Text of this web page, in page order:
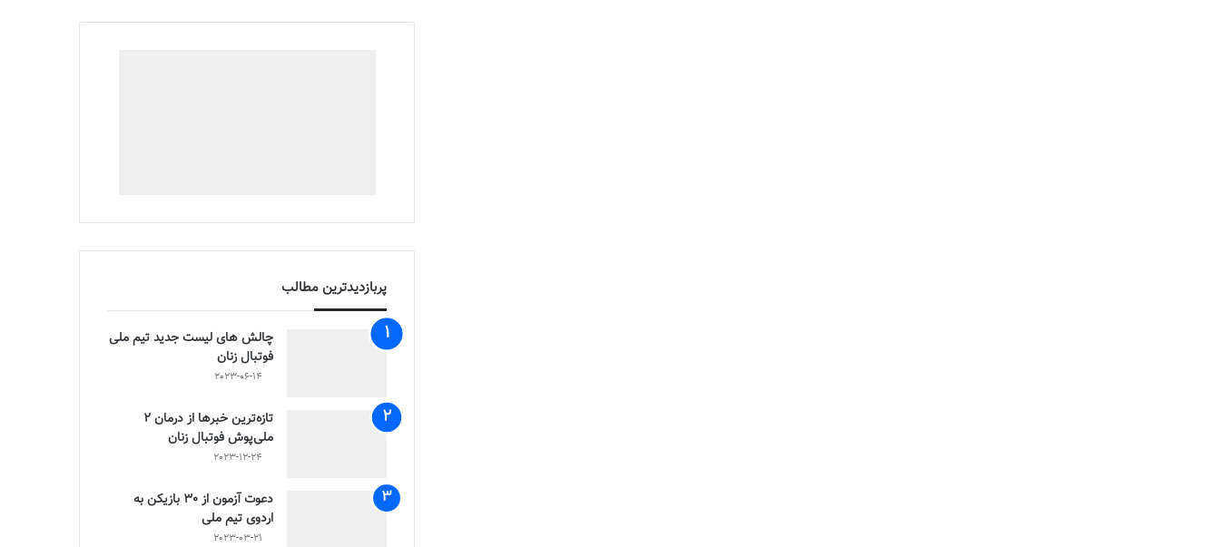
پربازدیدترین مطالب
چالش هاى ليست جدید تيم ملى
فوتبال زنان
2023-06-14
تازه‌ترین خبرها از درمان ۲
ملی‌پوش فوتبال زنان
2023-12-24
دعوت آزمون از 30 بازیکن به
اردوی تیم ملی
2023-03-21